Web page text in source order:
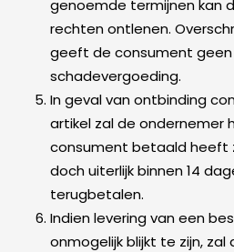
genoemde termijnen kan
rechten ontlenen.
geeft de consument
schadevergoeding.
In geval van ontbinding
artikel zal de ondernemer
consument betaald heeft
doch uiterlijk binnen 14
terugbetalen.
Indien levering van een
onmogelijk blijkt te zijn,